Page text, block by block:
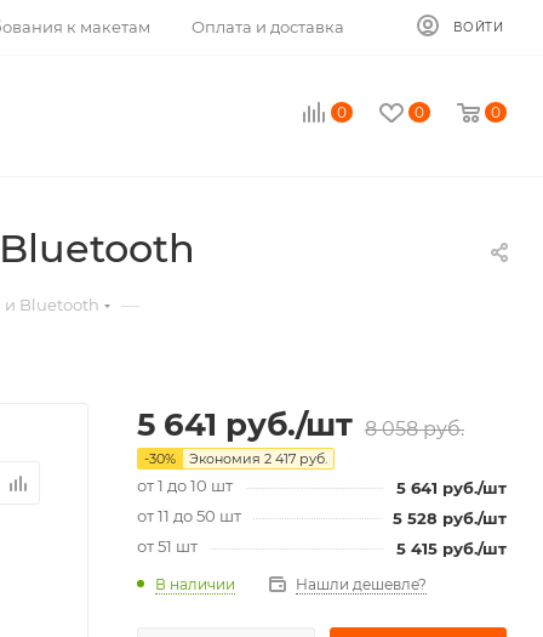
к макетам Оплата и доставка ВОЙТИ
0 0 0
Bluetooth
и Bluetooth —
5 641 руб./шт 8 058руб.
-30% Экономия 2 417 руб.
от 1 до 10 шт 5 641 руб./шт
от 11 до 50 шт
5 528 руб./шт
от 51 шт
5 415 руб./шт
В наличии Нашли дешевле?